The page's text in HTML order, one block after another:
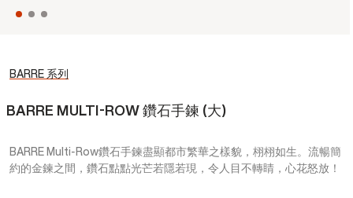
BARRE 系列
BARRE MULTI-ROW 鑽石手鍊 (大)
BARRE Multi-Row鑽石手鍊盡顯都市繁華之樣貌，栩栩如生。流暢簡
約的金鍊之間，鑽石點點光芒若隱若現，令人目不轉睛，心花怒放！